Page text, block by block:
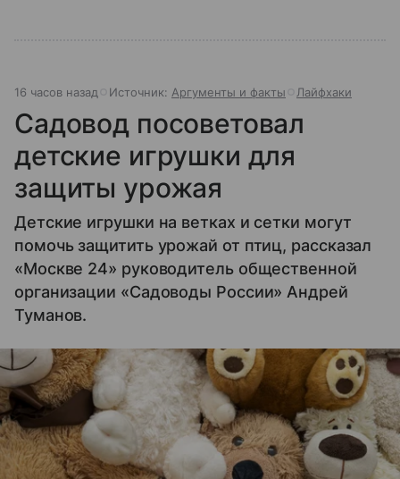
16 часов назад Источник: Аргументы и факты Лайфхаки
Садовод посоветовал
детские игрушки для
защиты урожая
Детские игрушки на ветках и сетки могут
помочь защитить урожай от птиц, рассказал
«Москве 24» руководитель общественной
организации «Садоводы России» Андрей
Туманов.